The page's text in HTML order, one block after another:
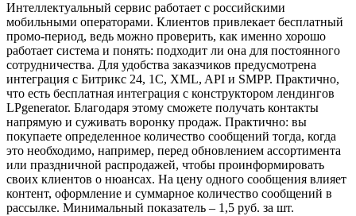
Интеллектуальный сервис работает с российскими
мобильными операторами. Клиентов привлекает бесплатный
промо-период, ведь можно проверить, как именно хорошо
работает система и понять: подходит ли она для постоянного
сотрудничества. Для удобства заказчиков предусмотрена
интеграция с Битрикс 24, 1С, XML, API и SMPP. Практично,
что есть бесплатная интеграция с конструктором лендингов
LPgenerator. Благодаря этому сможете получать контакты
напрямую и суживать воронку продаж. Практично: вы
покупаете определенное количество сообщений тогда, когда
это необходимо, например, перед обновлением ассортимента
или праздничной распродажей, чтобы проинформировать
своих клиентов о нюансах. На цену одного сообщения влияет
контент, оформление и суммарное количество сообщений в
рассылке. Минимальный показатель – 1,5 руб. за шт.